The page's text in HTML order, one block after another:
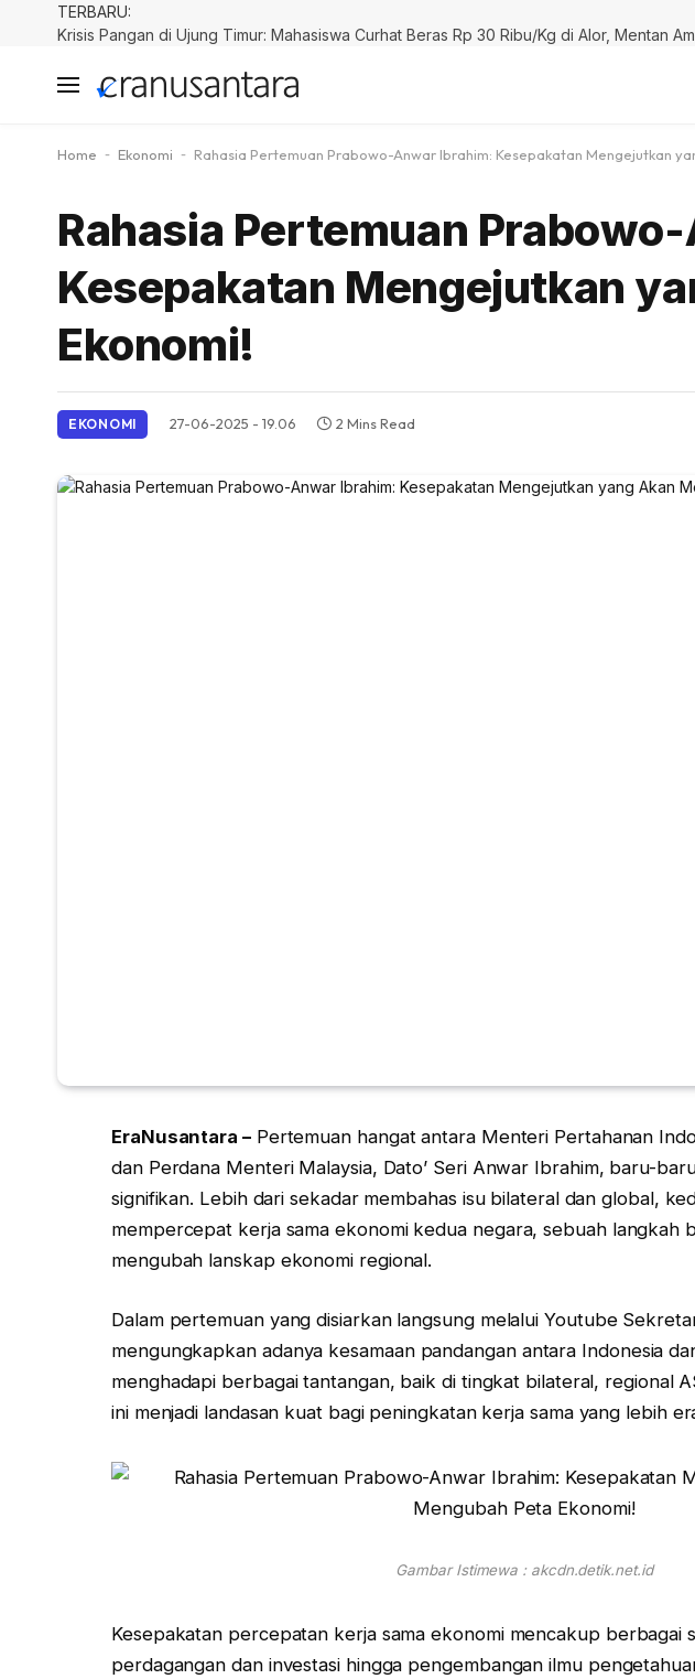
TERBARU:
Home - Ekonomi - Rahasia Pertemuan Prabowo-Anwar Ibrahim: Kesepakatan Mengejutkan
Rahasia Pertemuan
Kesepakatan Mengejutkan
Ekonomi!
EKONOMI 27-06-2025 - 19.06 2 Mins Read
EraNusantara –Pertemuan hangat antara Menteri Pertahanan
dan Perdana Menteri Malaysia, Dato’ Seri Anwar Ibrahim, baru-
signifikan. Lebih dari sekadar membahas isu bilateral dan global,
mempercepat kerja sama ekonomi kedua negara, sebuah langkah
mengubah lanskap ekonomi regional.
Dalam pertemuan yang disiarkan langsung melalui Youtube
mengungkapkan adanya kesamaan pandangan antara Indonesia
menghadapi berbagai tantangan, baik di tingkat bilateral, regional
ini menjadi landasan kuat bagi peningkatan kerja sama yang lebih
Gambar Istimewa : akcdn.detik.net.id
Kesepakatan percepatan kerja sama ekonomi mencakup berbagai
perdagangan dan investasi hingga pengembangan ilmu